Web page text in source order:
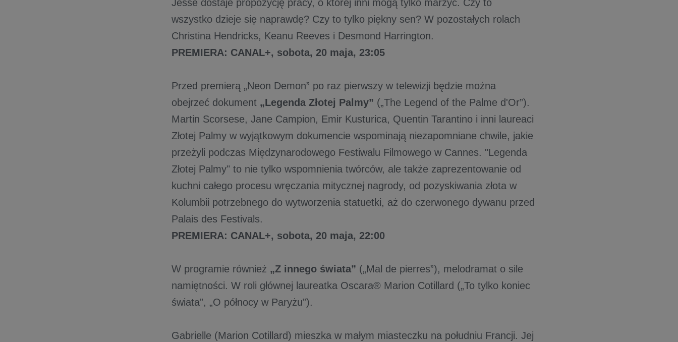
Jesse dostaje propozycję pracy, o której inni mogą tylko marzyć. Czy to
wszystko dzieje się naprawdę? Czy to tylko piękny sen? W pozostałych rolach
Christina Hendricks, Keanu Reeves i Desmond Harrington.
PREMIERA: CANAL+, sobota, 20 maja, 23:05
Przed premierą „Neon Demon” po raz pierwszy w telewizji będzie można
obejrzeć dokument „Legenda Złotej Palmy” („The Legend of the Palme d'Or”).
Martin Scorsese, Jane Campion, Emir Kusturica, Quentin Tarantino i inni laureaci
Złotej Palmy w wyjątkowym dokumencie wspominają niezapomniane chwile, jakie
przeżyli podczas Międzynarodowego Festiwalu Filmowego w Cannes. "Legenda
Złotej Palmy" to nie tylko wspomnienia twórców, ale także zaprezentowanie od
kuchni całego procesu wręczania mitycznej nagrody, od pozyskiwania złota w
Kolumbii potrzebnego do wytworzenia statuetki, aż do czerwonego dywanu przed
Palais des Festivals.
PREMIERA: CANAL+, sobota, 20 maja, 22:00
​W programie również „Z innego świata” („Mal de pierres”), melodramat o sile
namiętności. W roli głównej laureatka Oscara® Marion Cotillard („To tylko koniec
świata”, „O północy w Paryżu”).
Gabrielle (Marion Cotillard) mieszka w małym miasteczku na południu Francji. Jej